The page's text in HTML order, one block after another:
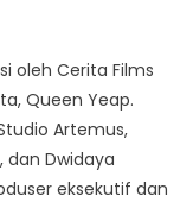
oleh Cerita Films
Queen Yeap.
Artemus,
dan Dwidaya
eksekutif dan